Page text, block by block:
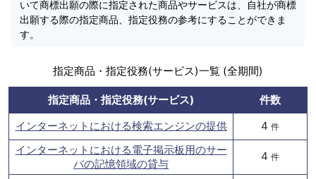
いて商標出願の際に指定された商品やサービスは、自社が商標
出願する際の指定商品、指定役務の参考にすることができま
す。
指定商品・指定役務(サービス)一覧 (全期間)
指定商品・指定役務(サービス)
件数
インターネットにおける検索エンジンの提供
4 件
インターネットにおける電子掲示板用のサー
バの記憶領域の貸与
4 件